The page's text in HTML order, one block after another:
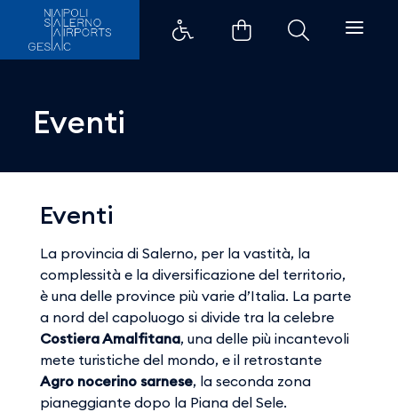
Eventi - Aeroporti di Napoli
Eventi
Eventi
La provincia di Salerno, per la vastità, la
complessità e la diversificazione del territorio,
è una delle province più varie d’Italia. La parte
a nord del capoluogo si divide tra la celebre
Costiera Amalfitana, una delle più incantevoli
mete turistiche del mondo, e il retrostante
Agro nocerino sarnese, la seconda zona
pianeggiante dopo la Piana del Sele.